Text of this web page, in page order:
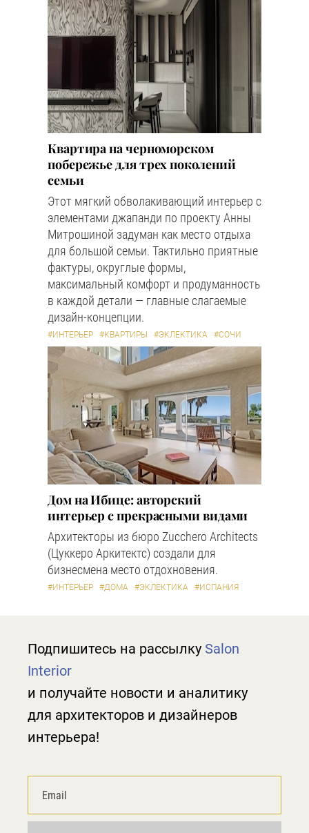
Квартира на черноморском
побережье для трех поколений
семьи
Этот мягкий обволакивающий интерьер с
элементами джапанди по проекту Анны
Митрошиной задуман как место отдыха
для большой семьи. Тактильно приятные
фактуры, округлые формы,
максимальный комфорт и продуманность
в каждой детали — главные слагаемые
дизайн-концепции.
#ИНТЕРЬЕР #КВАРТИРЫ #ЭКЛЕКТИКА #СОЧИ
Дом на Ибице: авторский
интерьер с прекрасными видами
Архитекторы из бюро Zucchero Architects
(Цуккеро Аркитектс) создали для
бизнесмена место отдохновения.
#ИНТЕРЬЕР #ДОМА #ЭКЛЕКТИКА #ИСПАНИЯ
Подпишитесь на рассылку Salon
Interior
и получайте новости и аналитику
для архитекторов и дизайнеров
интерьера!